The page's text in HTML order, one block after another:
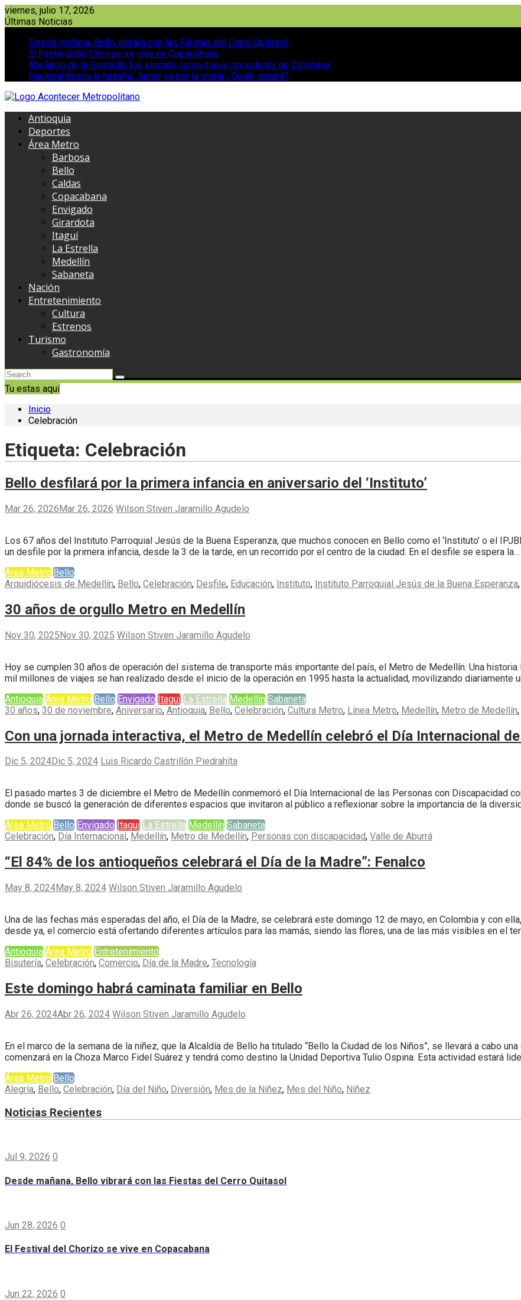
Saltar
al
viernes, julio 17, 2026
Últimas Noticias
Desde mañana, Bello vibrará con las Fiestas del Cerro Quitasol
El Festival del Chorizo se vive en Copacabana
Abelardo de la Espriella fue elegido como nuevo presidente de Colombia
Nacional busca la hazaña, Junior va por la gloria ¿Quién ganará?
Antioquia
Deportes
Área Metro
Barbosa
Bello
Caldas
Copacabana
Envigado
Girardota
Itaguí
La Estrella
Medellín
Sabaneta
Nación
Entretenimiento
Cultura
Estrenos
Turismo
Gastronomía
Tu estas aquí
Inicio
Celebración
Etiqueta: Celebración
Bello desfilará por la primera infancia en aniversario del ‘Instituto’
Mar 26, 2026Mar 26, 2026 Wilson Stiven Jaramillo Agudelo
Los 67 años del Instituto Parroquial Jesús de la Buena Esperanza, que muchos conocen en Bello como el ‘Instituto’ o el
un desfile por la primera infancia, desde la 3 de la tarde, en un recorrido por el centro de la ciudad. En el desfile se espera la…
Área Metro Bello
Arquidiócesis de Medellín, Bello, Celebración, Desfile, Educación, Instituto, Instituto Parroquial Jesús de la Buena Esperanza,
30 años de orgullo Metro en Medellín
Nov 30, 2025Nov 30, 2025 Wilson Stiven Jaramillo Agudelo
Hoy se cumplen 30 años de operación del sistema de transporte más importante del país, el Metro de Medellín. Una
mil millones de viajes se han realizado desde el inicio de la operación en 1995 hasta la actualidad, movilizando diariamente
Antioquia Área Metro Bello Envigado Itaguí La Estrella Medellín Sabaneta
30 años, 30 de noviembre, Aniversario, Antioquia, Bello, Celebración, Cultura Metro, Línea Metro, Medellín, Metro de Medellín,
Con una jornada interactiva, el Metro de Medellín celebró el Día Internacional
Dic 5, 2024Dic 5, 2024 Luis Ricardo Castrillón Piedrahíta
El pasado martes 3 de diciembre el Metro de Medellín conmemoró el Día Internacional de las Personas con Discapacidad
donde se buscó la generación de diferentes espacios que invitaron al público a reflexionar sobre la importancia de la
Área Metro Bello Envigado Itaguí La Estrella Medellín Sabaneta
Celebración, Día Internacional , Medellín, Metro de Medellín, Personas con discapacidad, Valle de Aburrá
“El 84% de los antioqueños celebrará el Día de la Madre”: Fenalco
May 8, 2024May 8, 2024 Wilson Stiven Jaramillo Agudelo
Una de las fechas más esperadas del año, el Día de la Madre, se celebrará este domingo 12 de mayo, en Colombia y con
desde ya, el comercio está ofertando diferentes artículos para las mamás, siendo las flores, una de las más visibles en el
Antioquia Área Metro Entretenimiento
Bisutería, Celebración, Comercio, Día de la Madre, Tecnología
Este domingo habrá caminata familiar en Bello
Abr 26, 2024Abr 26, 2024 Wilson Stiven Jaramillo Agudelo
En el marco de la semana de la niñez, que la Alcaldía de Bello ha titulado “Bello la Ciudad de los Niños”, se llevará a cabo
comenzará en la Choza Marco Fidel Suárez y tendrá como destino la Unidad Deportiva Tulio Ospina. Esta actividad estará
Área Metro Bello
Alegría, Bello, Celebración, Día del Niño, Diversión, Mes de la Niñez, Mes del Niño, Niñez
Noticias Recientes
Jul 9, 2026 0
Desde mañana, Bello vibrará con las Fiestas del Cerro Quitasol
Jun 28, 2026 0
El Festival del Chorizo se vive en Copacabana
Jun 22, 2026 0